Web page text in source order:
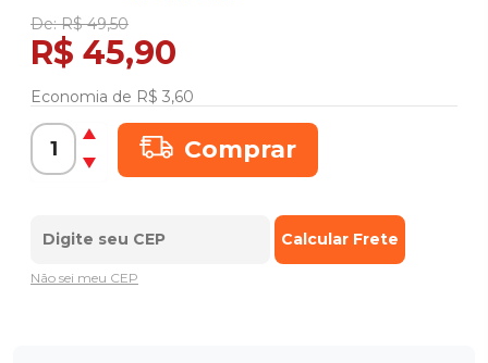
De:R$ 49,50
R$ 45,90
Economia de R$ 3,60
Comprar
Não sei meu CEP